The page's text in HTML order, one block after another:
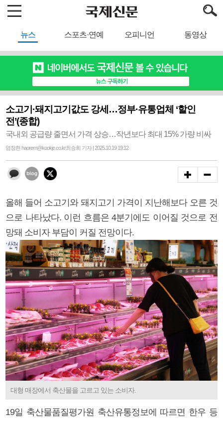
뉴스 스포츠·연예 오피니언 동영상
소고기·돼지고기값도 강세…정부·유통업체 ‘할인
전’(종합)
국내외 공급량 줄면서 가격 상승…작년보다 최대 15% 가량 비싸
염창현 haorem@kookje.co.kr최승희 기자 | 2025.10.19 19:12
올해 들어 소고기와 돼지고기 가격이 지난해보다 오른 것
으로 나타났다. 이런 흐름은 4분기에도 이어질 것으로 전
망돼 소비자 부담이 커질 전망이다.
대형 매장에서 축산물을 고르고 있는 소비자.
19일 축산물품질평가원 축산유통정보에 따르면 한우 등